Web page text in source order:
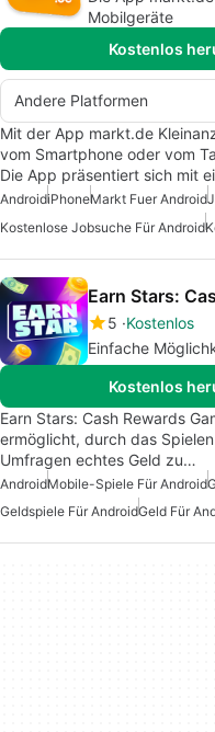
Mobilgeräte
Kostenlos
Andere Platformen
Mit der App markt.de
vom Smartphone oder vom
Die App präsentiert sich mit
AndroidiPhoneMarkt Fuer Android
Kostenlose Jobsuche Für Android
Earn Stars:
5 Kostenlos
Einfache
Kostenlos
Earn Stars: Cash Rewards
ermöglicht, durch das
Umfragen echtes Geld zu…
AndroidMobile-Spiele Für Android
Geldspiele Für AndroidGeld Für